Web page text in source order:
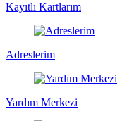
Kayıtlı Kartlarım
Adreslerim
Yardım Merkezi